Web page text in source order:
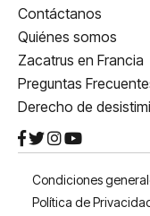
Contáctanos
Quiénes somos
Zacatrus en Francia
Preguntas
Derecho de
Condiciones
Política de